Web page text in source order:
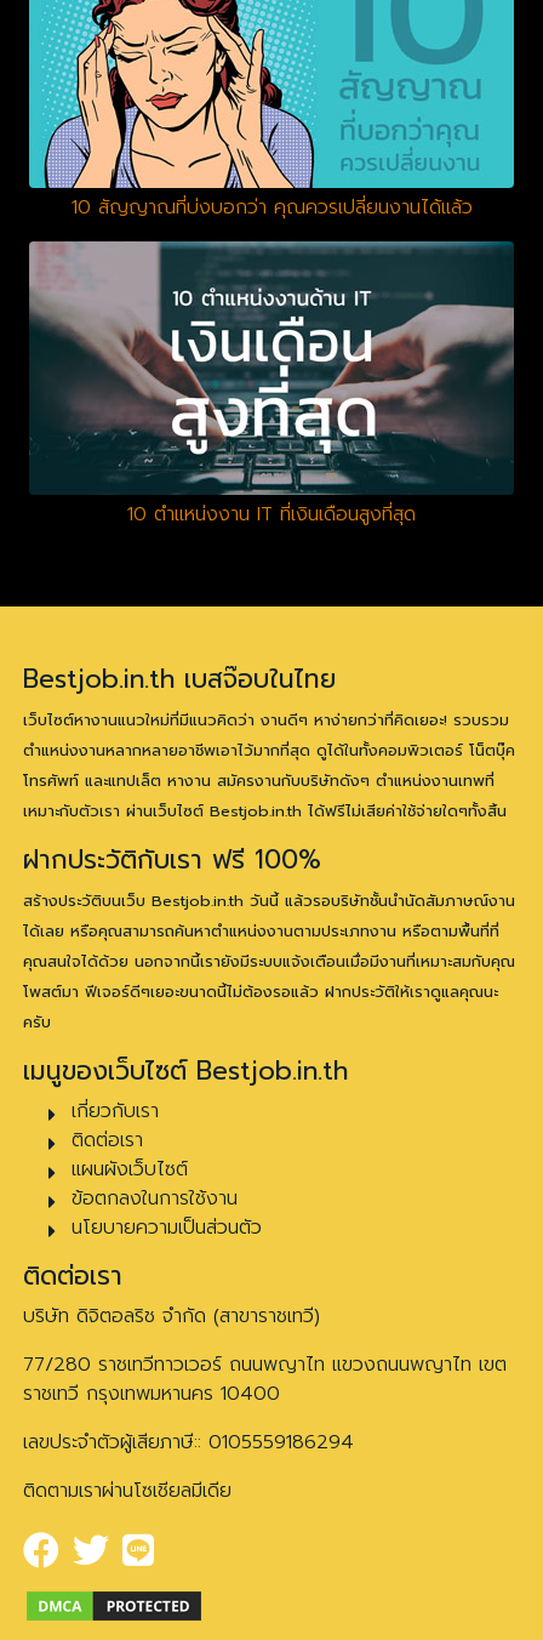
10 สัญญาณที่บ่งบอกว่า คุณควรเปลี่ยนงานได้แล้ว
10 ตำแหน่งงาน IT ที่เงินเดือนสูงที่สุด
Bestjob.in.th เบสจ๊อบในไทย
เว็บไซต์หางานแนวใหม่ที่มีแนวคิดว่า งานดีๆ หาง่ายกว่าที่คิดเยอะ! รวบรวม
ตำแหน่งงานหลากหลายอาชีพเอาไว้มากที่สุด ดูได้ในทั้งคอมพิวเตอร์ โน็ตบุ๊ค
โทรศัพท์ และแทปเล็ต หางาน สมัครงานกับบริษัทดังๆ ตำแหน่งงานเทพที่
เหมาะกับตัวเรา ผ่านเว็บไซต์ Bestjob.in.th ได้ฟรีไม่เสียค่าใช้จ่ายใดๆทั้งสิ้น
ฝากประวัติกับเรา ฟรี 100%
สร้างประวัติบนเว็บ Bestjob.in.th วันนี้ แล้วรอบริษัทชั้นนำนัดสัมภาษณ์งาน
ได้เลย หรือคุณสามารถค้นหาตำแหน่งงานตามประเภทงาน หรือตามพื้นที่ที่
คุณสนใจได้ด้วย นอกจากนี้เรายังมีระบบแจ้งเตือนเมื่อมีงานที่เหมาะสมกับคุณ
โพสต์มา ฟีเจอร์ดีๆเยอะขนาดนี้ไม่ต้องรอแล้ว ฝากประวัติให้เราดูแลคุณนะ
ครับ
เมนูของเว็บไซต์ Bestjob.in.th
เกี่ยวกับเรา
ติดต่อเรา
แผนผังเว็บไซต์
ข้อตกลงในการใช้งาน
นโยบายความเป็นส่วนตัว
ติดต่อเรา
บริษัท ดิจิตอลริช จำกัด (สาขาราชเทวี)
77/280 ราชเทวีทาวเวอร์ ถนนพญาไท แขวงถนนพญาไท เขต
ราชเทวี กรุงเทพมหานคร 10400
เลขประจำตัวผู้เสียภาษี:: 0105559186294
ติดตามเราผ่านโซเชียลมีเดีย